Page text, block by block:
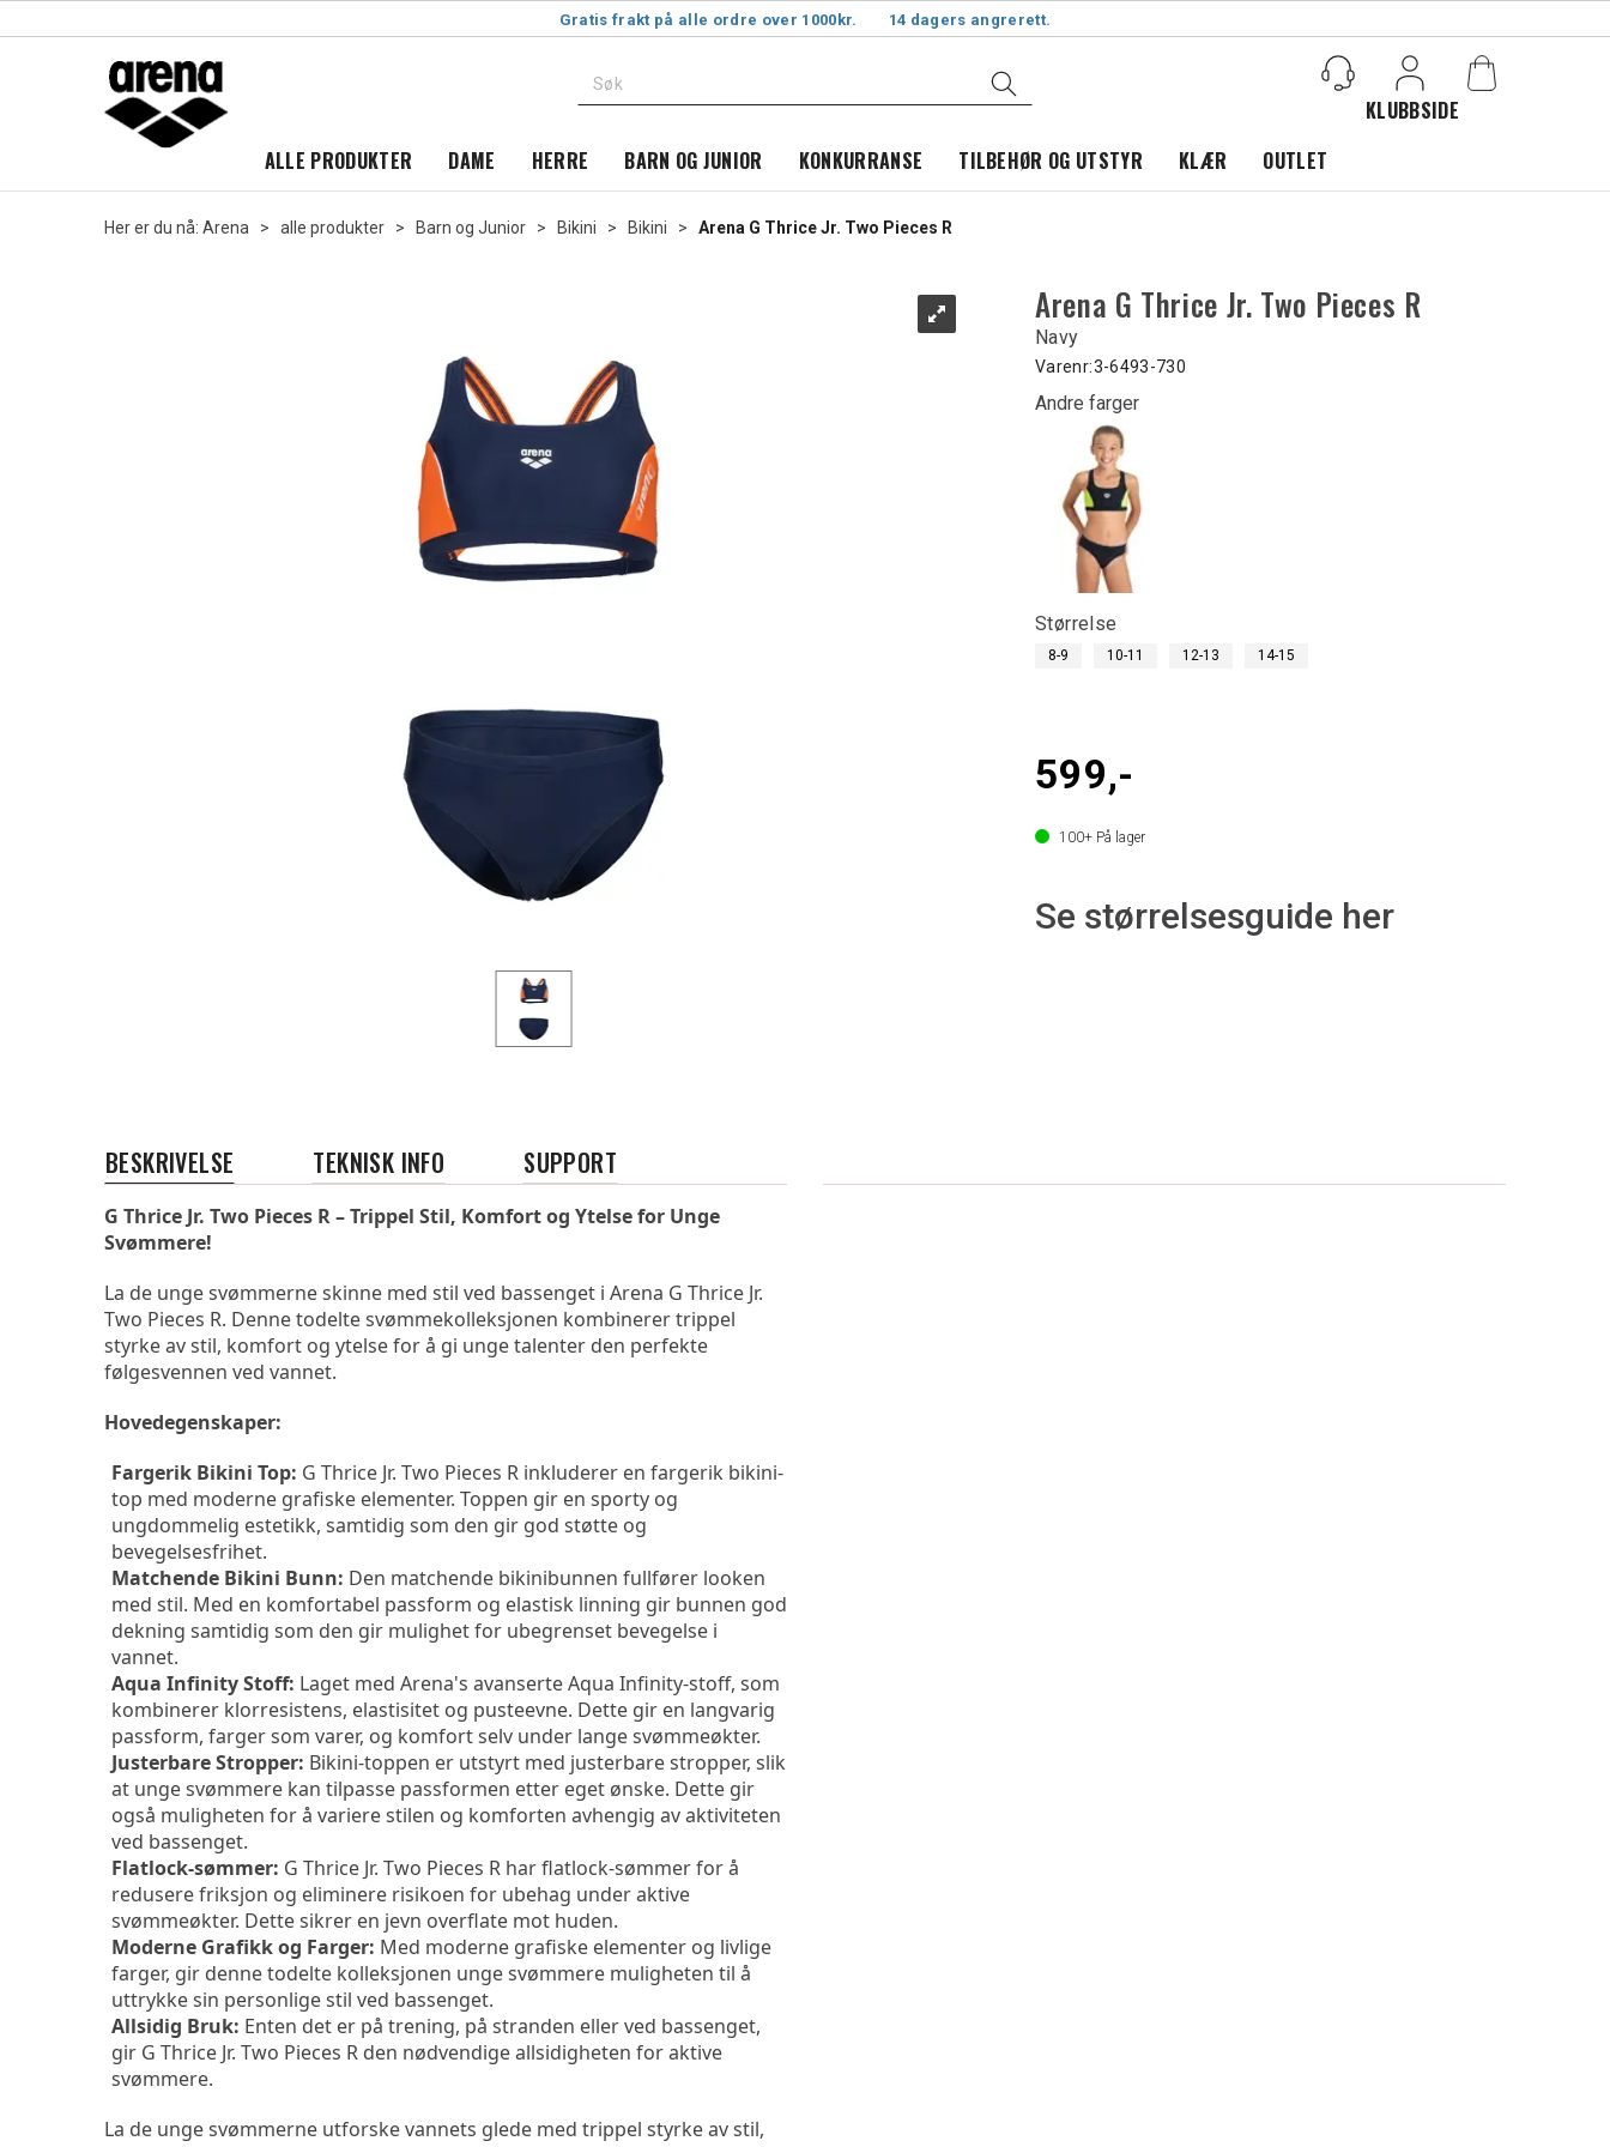
Gratis frakt på alle ordre over 1000kr. 14 dagers angrerett.
Logg inn
ALLE PRODUKTER DAME HERRE BARN OG JUNIOR KONKURRANSE TILBEHØR OG UTSTYR KLÆR OUTLET
KLUBBSIDE
Her er du nå: Arena > alle produkter > Barn og Junior > Bikini > Bikini > Arena G Thrice Jr. Two Pieces R
Arena G Thrice Jr. Two Pieces R
Navy
Varenr:3-6493-730
Andre farger
Størrelse
8-9 10-11 12-13 14-15
599,-
100+ På lager
Se størrelsesguide her
BESKRIVELSE TEKNISK INFO SUPPORT
G Thrice Jr. Two Pieces R – Trippel Stil, Komfort og Ytelse for Unge
Svømmere!
La de unge svømmerne skinne med stil ved bassenget i Arena G Thrice Jr.
Two Pieces R. Denne todelte svømmekolleksjonen kombinerer trippel
styrke av stil, komfort og ytelse for å gi unge talenter den perfekte
følgesvennen ved vannet.
Hovedegenskaper:
Fargerik Bikini Top: G Thrice Jr. Two Pieces R inkluderer en fargerik bikini-
top med moderne grafiske elementer. Toppen gir en sporty og
ungdommelig estetikk, samtidig som den gir god støtte og
bevegelsesfrihet.
Matchende Bikini Bunn: Den matchende bikinibunnen fullfører looken
med stil. Med en komfortabel passform og elastisk linning gir bunnen god
dekning samtidig som den gir mulighet for ubegrenset bevegelse i
vannet.
Aqua Infinity Stoff: Laget med Arena's avanserte Aqua Infinity-stoff, som
kombinerer klorresistens, elastisitet og pusteevne. Dette gir en langvarig
passform, farger som varer, og komfort selv under lange svømmeøkter.
Justerbare Stropper: Bikini-toppen er utstyrt med justerbare stropper, slik
at unge svømmere kan tilpasse passformen etter eget ønske. Dette gir
også muligheten for å variere stilen og komforten avhengig av aktiviteten
ved bassenget.
Flatlock-sømmer: G Thrice Jr. Two Pieces R har flatlock-sømmer for å
redusere friksjon og eliminere risikoen for ubehag under aktive
svømmeøkter. Dette sikrer en jevn overflate mot huden.
Moderne Grafikk og Farger: Med moderne grafiske elementer og livlige
farger, gir denne todelte kolleksjonen unge svømmere muligheten til å
uttrykke sin personlige stil ved bassenget.
Allsidig Bruk: Enten det er på trening, på stranden eller ved bassenget,
gir G Thrice Jr. Two Pieces R den nødvendige allsidigheten for aktive
svømmere.
La de unge svømmerne utforske vannets glede med trippel styrke av stil,